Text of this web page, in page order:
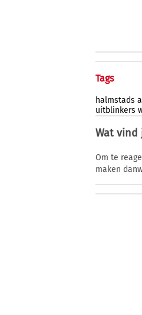
Tags
halmstads
uitblinkers
Wat vind
Om te
maken